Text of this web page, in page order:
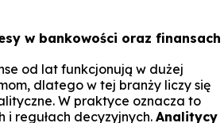
w bankowości oraz finansach
od lat funkcjonują w dużej
dlatego w tej branży liczy się
W praktyce oznacza to
i regułach decyzyjnych. Analitycy